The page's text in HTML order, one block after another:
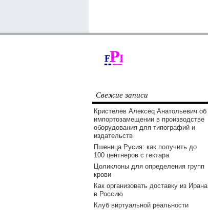
Свежие записи
Кристелев Алексеq Анатольевич об
импортозамещении в производстве
оборудования для типографий и
издательств
Пшеница Русия: как получить до
100 центнеров с гектара
Цоликлоны для определения групп
крови
Как организовать доставку из Ирана
в Россию
Клуб виртуальной реальности